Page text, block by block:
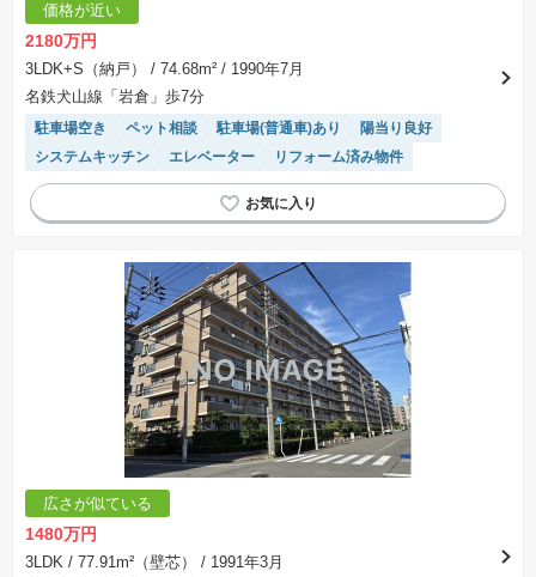
価格が近い
2180万円
3LDK+S（納戸） / 74.68m² / 1990年7月
名鉄犬山線「岩倉」歩7分
駐車場空き ペット相談 駐車場(普通車)あり
陽当り良好
システムキッチン
エレベーター リフォーム済み物件
広さが似ている
1480万円
3LDK / 77.91m²（壁芯）
/ 1991年3月